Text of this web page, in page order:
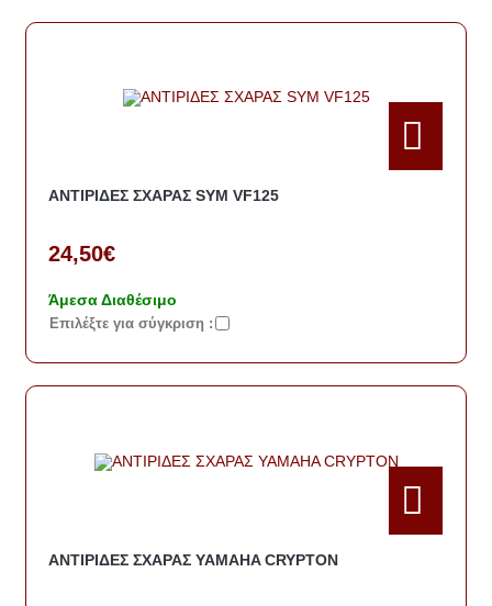
ΑΝΤΙΡΙΔΕΣ ΣΧΑΡΑΣ SYM VF125
24,50€
Άμεσα Διαθέσιμο
Eπιλέξτε για σύγκριση :
ΑΝΤΙΡΙΔΕΣ ΣΧΑΡΑΣ YAMAHA CRYPTON